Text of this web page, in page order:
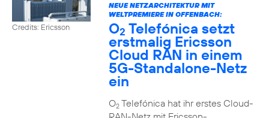
Credits: Ericsson
NEUE NETZARCHITEKTUR MIT
WELTPREMIERE IN OFFENBACH:
O2 Telefónica setzt
erstmalig Ericsson
Cloud RAN in einem
5G-Standalone-Netz
ein
O2Telefónica hat ihr erstes Cloud-